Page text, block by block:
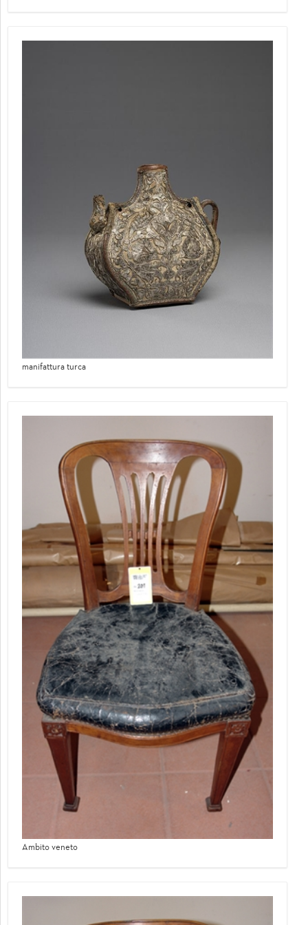
manifattura turca
Ambito veneto